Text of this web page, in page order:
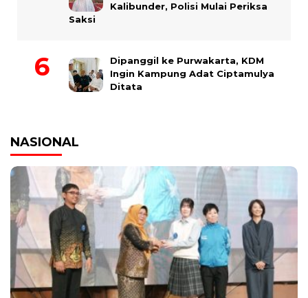
Kalibunder, Polisi Mulai Periksa
Saksi
Dipanggil ke Purwakarta, KDM
Ingin Kampung Adat Ciptamulya
Ditata
NASIONAL